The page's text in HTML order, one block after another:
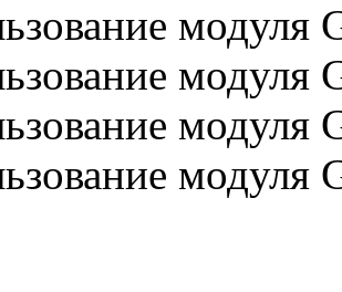
модуля
модуля
модуля
модуля